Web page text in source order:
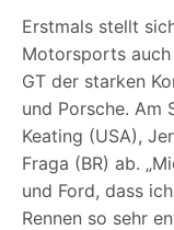
Erstmals stellt
Motorsports auch
GT der starken
und Porsche. Am
Keating (USA),
Fraga (BR) ab.
und Ford, dass
Rennen so sehr